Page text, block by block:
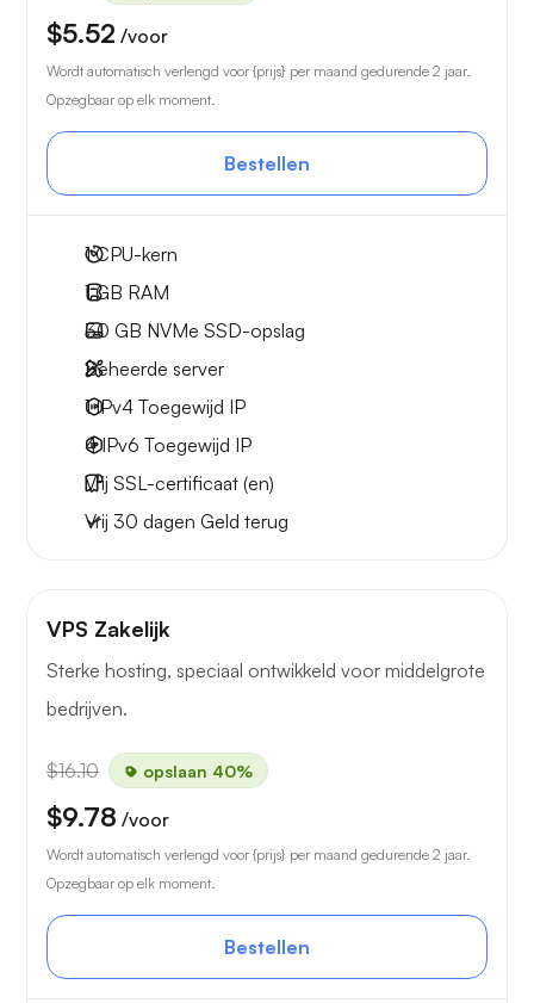
$5.52 /voor
Wordt automatisch verlengd voor {prijs} per maand gedurende 2 jaar.
Opzegbaar op elk moment.
Bestellen
1CPU-kern
1 GB RAM
30 GB NVMe SSD-opslag
Beheerde server
1 IPv4 Toegewijd IP
4 IPv6 Toegewijd IP
Vrij SSL-certificaat (en)
Vrij 30 dagen Geld terug
VPS Zakelijk
Sterke hosting, speciaal ontwikkeld voor middelgrote
bedrijven.
$16.10 opslaan 40%
$9.78 /voor
Wordt automatisch verlengd voor {prijs} per maand gedurende 2 jaar.
Opzegbaar op elk moment.
Bestellen